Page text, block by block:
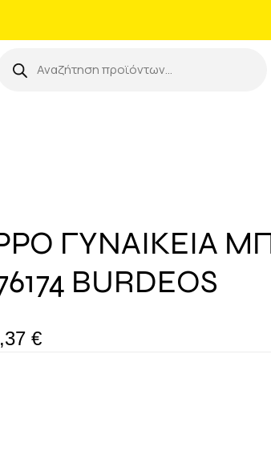
ΓΥΝΑΙΚΕΙΑ
BURDEOS
€